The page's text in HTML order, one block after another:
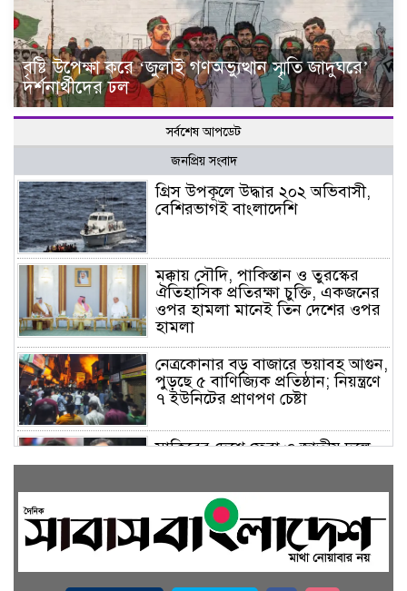
বৃষ্টি উপেক্ষা করে ‘জুলাই গণঅভ্যুত্থান স্মৃতি জাদুঘরে’
দর্শনার্থীদের ঢল
সর্বশেষ আপডেট
জনপ্রিয় সংবাদ
গ্রিস উপকূলে উদ্ধার ২০২ অভিবাসী,
বেশিরভাগই বাংলাদেশি
মক্কায় সৌদি, পাকিস্তান ও তুরস্কের
ঐতিহাসিক প্রতিরক্ষা চুক্তি, একজনের
ওপর হামলা মানেই তিন দেশের ওপর
হামলা
নেত্রকোনার বড় বাজারে ভয়াবহ আগুন,
পুড়ছে ৫ বাণিজ্যিক প্রতিষ্ঠান; নিয়ন্ত্রণে
৭ ইউনিটের প্রাণপণ চেষ্টা
সাকিবের দেশে ফেরা ও জাতীয় দলে
ফেরার সম্ভাবনা নেই, ইঙ্গিত ক্রীড়া
ফেসবুকে যুক্ত হলো বিকাশ, সহজ
হলো ডিজিটাল পেমেন্ট